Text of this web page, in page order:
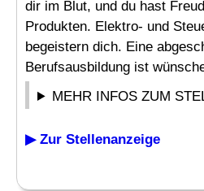
dir im Blut, und du hast
Produkten. Elektro- und
begeistern dich. Eine
Berufsausbildung ist
MEHR INFOS ZUM
▶ Zur Stellenanzeige